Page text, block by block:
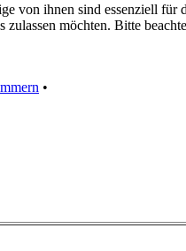
•
von ihnen sind essenziell
zulassen möchten. Bitte